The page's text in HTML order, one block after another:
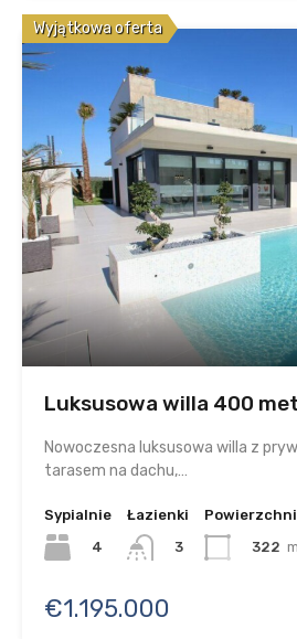
Wyjątkowa oferta
Luksusowa willa 400
Nowoczesna luksusowa willa z
tarasem na dachu,…
Sypialnie
4
Łazienki
3
322
€1.195.000